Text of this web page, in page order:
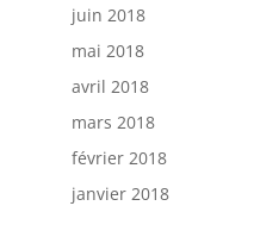
juin 2018
mai 2018
avril 2018
mars 2018
février 2018
janvier 2018